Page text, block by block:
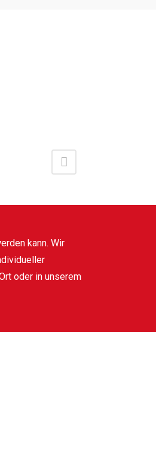
kann. Wir
oder in unserem